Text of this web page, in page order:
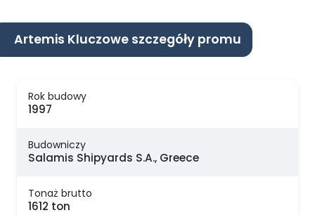
Artemis Kluczowe szczegóły promu
Rok budowy
1997
Budowniczy
Salamis Shipyards S.A., Greece
Tonaż brutto
1612 ton